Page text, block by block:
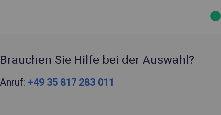
Brauchen Sie Hilfe bei der Auswahl?
Anruf: +49 35 817 283 011